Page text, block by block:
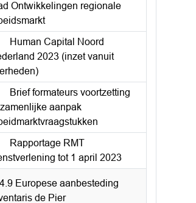
Ontwikkelingen regionale
Human Capital Noord
2023 (inzet vanuit
Brief formateurs voortzetting
aanpak
Rapportage RMT
tot 1 april 2023
Europese aanbesteding
de Pier